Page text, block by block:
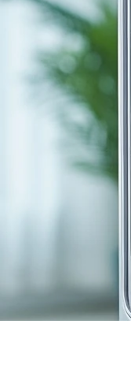
hoogte van 91
je de ventilator